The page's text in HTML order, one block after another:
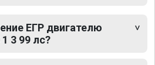
ЕГР двигателю
3 99 лс?